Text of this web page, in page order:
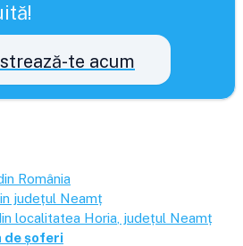
te acum
România
județul Neamț
localitatea Horia , județul Neamț
de șoferi